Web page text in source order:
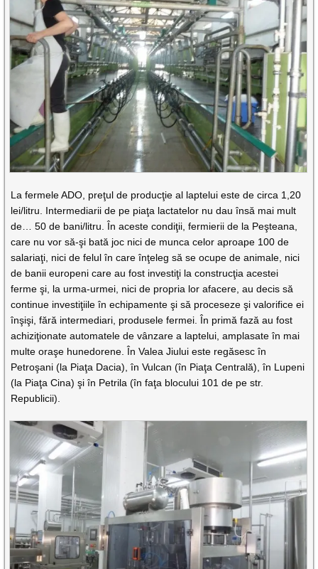
La fermele ADO, preţul de producţie al laptelui este de circa 1,20
lei/litru. Intermediarii de pe piaţa lactatelor nu dau însă mai mult
de… 50 de bani/litru. În aceste condiţii, fermierii de la Peşteana,
care nu vor să-şi bată joc nici de munca celor aproape 100 de
salariaţi, nici de felul în care înţeleg să se ocupe de animale, nici
de banii europeni care au fost investiţi la construcţia acestei
ferme şi, la urma-urmei, nici de propria lor afacere, au decis să
continue investiţiile în echipamente şi să proceseze şi valorifice ei
înşişi, fără intermediari, produsele fermei. În primă fază au fost
achiziţionate automatele de vânzare a laptelui, amplasate în mai
multe oraşe hunedorene. În Valea Jiului este regăsesc în
Petroşani (la Piaţa Dacia), în Vulcan (în Piaţa Centrală), în Lupeni
(la Piaţa Cina) şi în Petrila (în faţa blocului 101 de pe str.
Republicii).